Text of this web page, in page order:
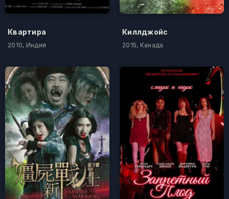
Квартира
2010, Индия
Киллджойс
2015, Канада